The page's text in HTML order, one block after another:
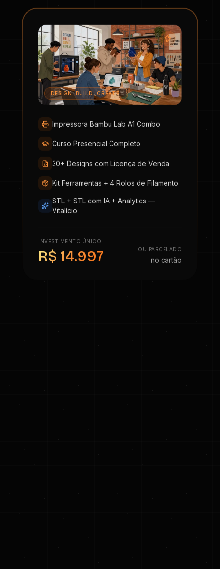
DESIGN. BUILD. CREATE.
Impressora Bambu Lab A1 Combo
Curso Presencial Completo
30+ Designs com Licença de Venda
Kit Ferramentas + 4 Rolos de Filamento
STL + STL com IA + Analytics —
Vitalício
INVESTIMENTO ÚNICO
R$ 14.997 no cartão